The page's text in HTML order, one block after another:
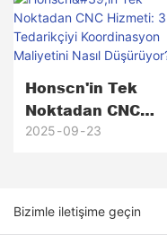
Yüksek
Performanslı
Hassas Parçalara
Honscn'in Tek
Noktadan CNC
Hizmeti: 3
Düşürüyor?
2025 09 23
Bizimle iletişime geçin